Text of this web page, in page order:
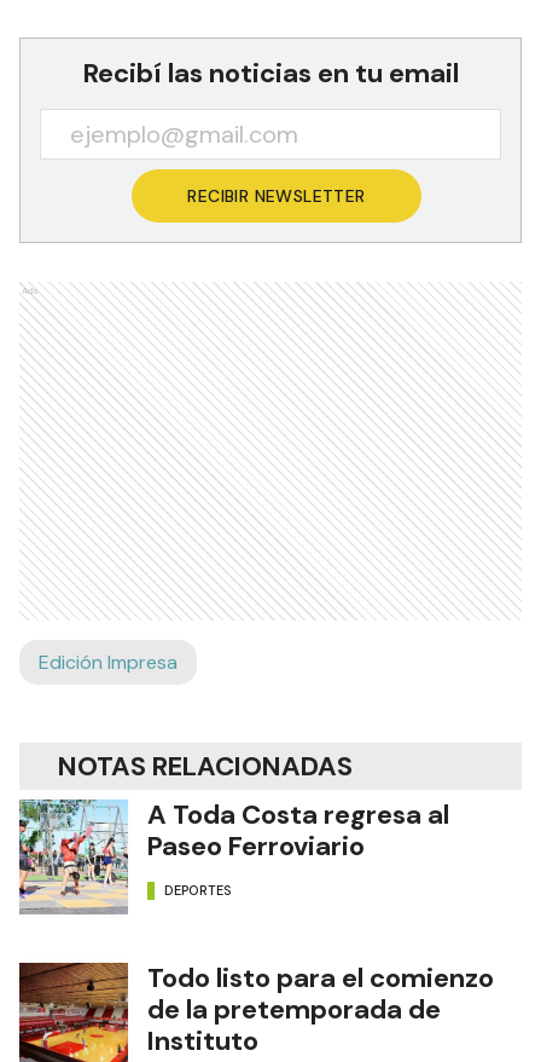
Recibí las noticias en tu email
RECIBIR NEWSLETTER
Ads
Edición Impresa
NOTAS RELACIONADAS
A Toda Costa regresa al
Paseo Ferroviario
DEPORTES
Todo listo para el comienzo
de la pretemporada de
Instituto